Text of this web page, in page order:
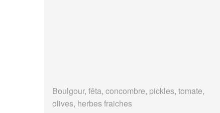
Boulgour, fêta, concombre, pickles, tomate,
olives, herbes fraiches